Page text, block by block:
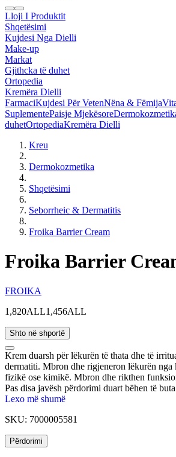
Lloji I Produktit
Shqetësimi
Kujdesi Nga Dielli
Make-up
Markat
Gjithcka të duhet
Ortopedia
Kremëra Dielli
FarmaciKujdesi Për VetenNëna & Fëmija
SuplementePaisje Mjekësore
duhetOrtopediaKremëra Dielli
Kreu
Dermokozmetika
Shqetësimi
Seborrheic & Dermatitis
Froika Barrier Cream
Froika Barrier
FROIKA
1,820ALL1,456ALL
Shto në shportë
Krem duarsh për lëkurën të thata dhe të
dermatiti. Mbron dhe rigjeneron lëkurën nga
fizikë ose kimikë. Mbron dhe rikthen
Pas disa javësh përdorimi duart bëhen të
Rezistent ndaj ujit dhe sapunit. I
thatë.
Lexo më shumë
SKU: 7000005581
Përdorimi